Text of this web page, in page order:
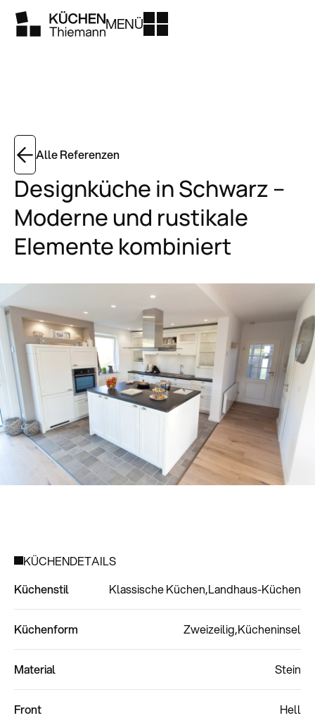
MENÜ
Alle Referenzen
Designküche in Schwarz –
Moderne und rustikale
Elemente kombiniert
KÜCHENDETAILS
Küchenstil
Klassische Küchen Landhaus-Küchen
Küchenform Zweizeilig Kücheninsel
Material Stein
Front Hell